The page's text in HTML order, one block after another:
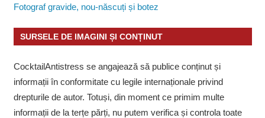
Fotograf gravide, nou-născuți și botez
SURSELE DE IMAGINI ȘI CONȚINUT
CocktailAntistress se angajează să publice conținut și
informații în conformitate cu legile internaționale privind
drepturile de autor. Totuși, din moment ce primim multe
informații de la terțe părți, nu putem verifica și controla toate